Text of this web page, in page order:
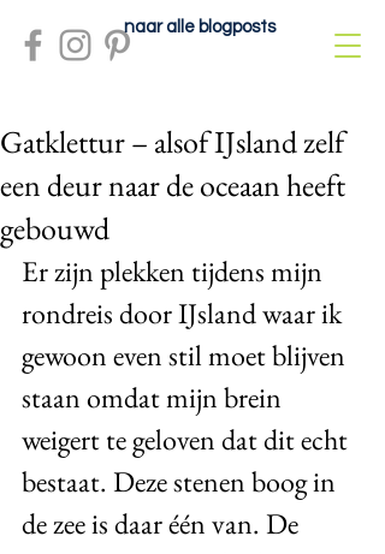
naar alle blogposts
Gatklettur – alsof IJsland zelf
een deur naar de oceaan heeft
gebouwd
Er zijn plekken tijdens mijn
rondreis door IJsland waar ik
gewoon even stil moet blijven
staan omdat mijn brein
weigert te geloven dat dit echt
bestaat. Deze stenen boog in
de zee is daar één van. De